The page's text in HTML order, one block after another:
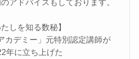
アドバイスもしております。
たしを知る数秘】
カデミー」元特別認定講師が
年に立ち上げた